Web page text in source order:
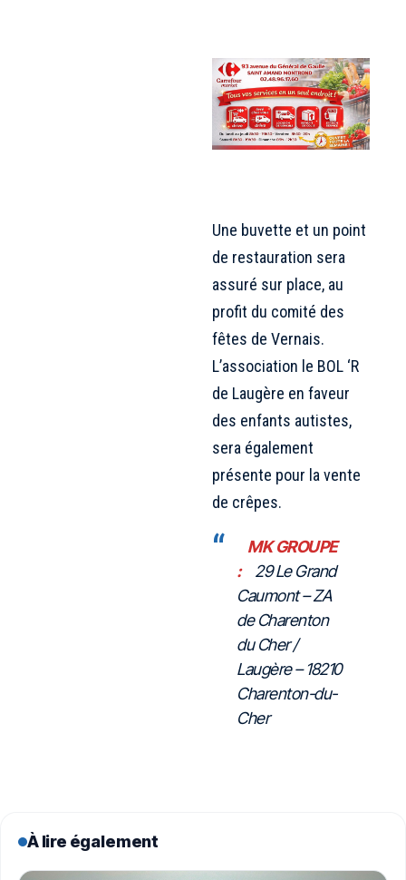
Une buvette et un point
de restauration sera
assuré sur place, au
profit du comité des
fêtes de Vernais.
L’association le BOL ‘R
de Laugère en faveur
des enfants autistes,
sera également
présente pour la vente
de crêpes.
MK GROUPE
:
29 Le Grand
Caumont – ZA
de Charenton
du Cher /
Laugère – 18210
Charenton-du-
Cher
À lire également